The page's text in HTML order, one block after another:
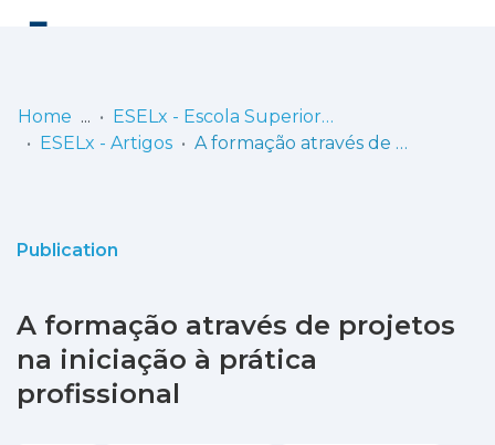
Statistics
Home
ESELx - Escola Superior de Educação de Lisboa
ESELx - Artigos
A formação através de projetos na iniciação à prática profissional
Publication
A formação através de projetos
na iniciação à prática
profissional